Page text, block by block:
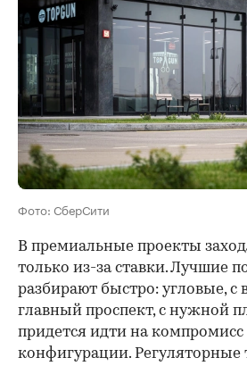
Фото: СберСити
В премиальные проекты
только из-за ставки. Лучшие
разбирают быстро: угловые, с
главный проспект, с нужной
придется идти на
конфигурации. Регуляторные